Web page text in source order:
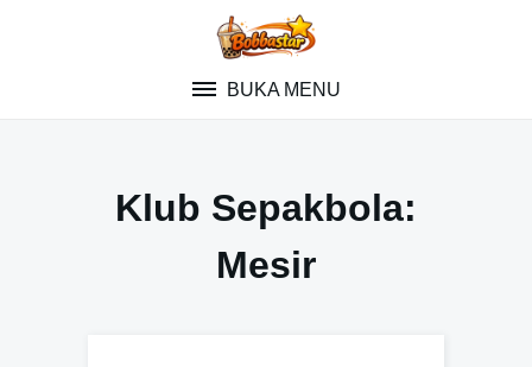
BUKA MENU
Klub Sepakbola:
Mesir